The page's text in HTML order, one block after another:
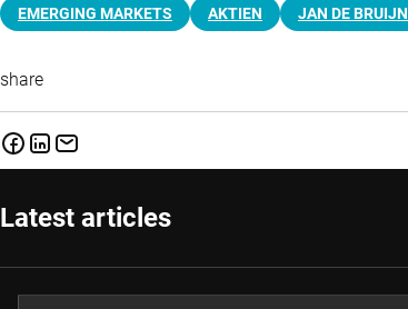
EMERGING MARKETS AKTIEN JAN DE BRUIJN
share
Latest articles